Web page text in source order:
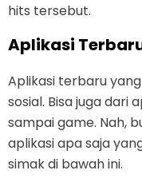
hits tersebut.
Aplikasi
Aplikasi terbaru
sosial. Bisa juga dari
sampai game. Nah,
aplikasi apa saja
simak di bawah ini.